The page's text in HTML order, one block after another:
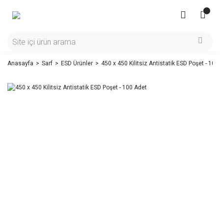
Anasayfa Sarf ESD Ürünler 450 x 450 Kilitsiz Antistatik ESD Poşet -